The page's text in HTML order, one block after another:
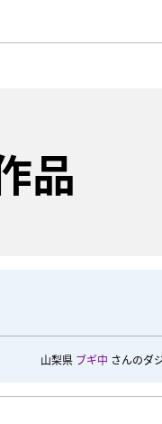
品
山梨県 ブギ中 さんのダ